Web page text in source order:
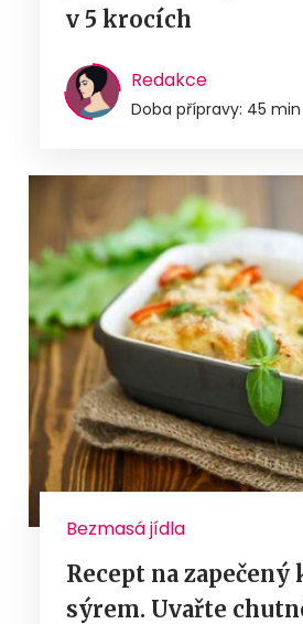
v 5 krocích
Redakce
Doba přípravy: 45 min
Bezmasá jídla
Recept na zapečený
sýrem. Uvařte